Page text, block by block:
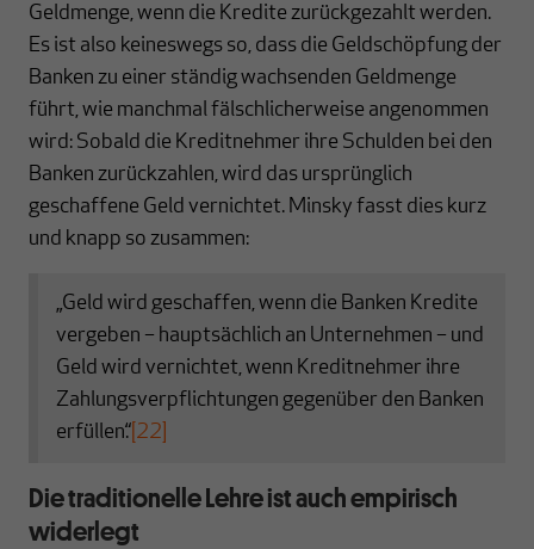
Geldmenge, wenn die Kredite zurückgezahlt werden.
Es ist also keineswegs so, dass die Geldschöpfung der
Banken zu einer ständig wachsenden Geldmenge
führt, wie manchmal fälschlicherweise angenommen
wird: Sobald die Kreditnehmer ihre Schulden bei den
Banken zurückzahlen, wird das ursprünglich
geschaffene Geld vernichtet. Minsky fasst dies kurz
und knapp so zusammen:
„Geld wird geschaffen, wenn die Banken Kredite
vergeben – hauptsächlich an Unternehmen – und
Geld wird vernichtet, wenn Kreditnehmer ihre
Zahlungsverpflichtungen gegenüber den Banken
erfüllen.“ [22]
Die traditionelle Lehre ist auch empirisch
widerlegt